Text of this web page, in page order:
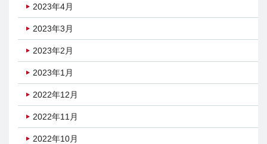
2023年4月
2023年3月
2023年2月
2023年1月
2022年12月
2022年11月
2022年10月